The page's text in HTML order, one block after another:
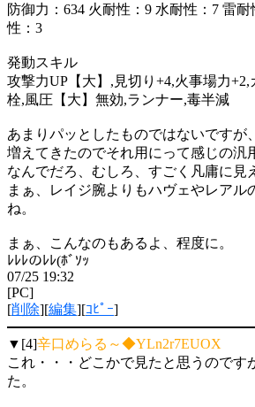
防御力：634 火耐性：9 水耐性：7 雷
性：3
発動スキル
攻撃力UP【大】,見切り+4,火事場力
栓,風圧【大】無効,ランナー,毒半減
あまりパッとしたものではないですが
増えてきたのでそれ用にって感じの汎
なんでだろ、むしろ、すごく凡庸に見
まぁ、レイジ腕よりもハヴェやレアル
ね。
まぁ、こんなのもあるよ、程度に。
ﾚﾚﾚのﾚﾚ(ﾎﾞｿｯ
07/25 19:32
[PC]
[削除][編集][ｺﾋﾟｰ]
▼[4]辛口めらる～◆YLn2r7EUOX
これ・・・どこかで見たと思うのです
た。